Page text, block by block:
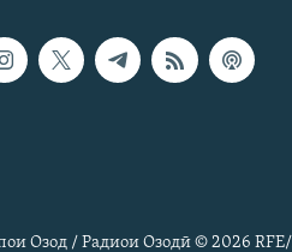
Озод / Радиои Озодӣ © 2026